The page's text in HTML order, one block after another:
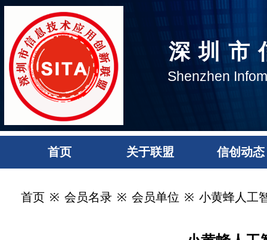
深圳市
Shenzhen
首页 关于联盟 信创动态
首页 ※ 会员名录 ※ 会员单位 ※ 小黄蜂人工